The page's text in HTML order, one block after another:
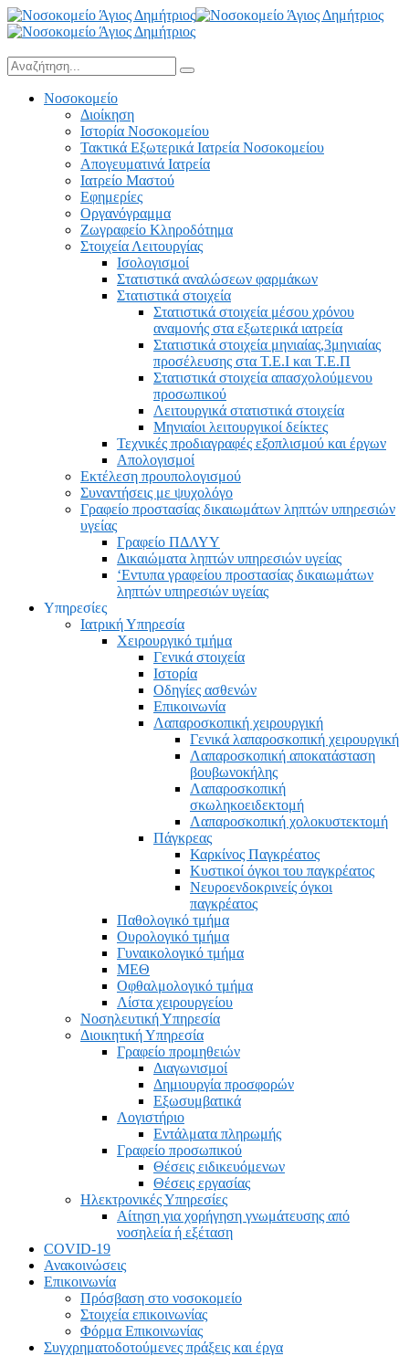
Νοσοκομείο
Διοίκηση
Ιστορία Νοσοκομείου
Τακτικά Εξωτερικά Ιατρεία Νοσοκομείου
Απογευματινά Ιατρεία
Ιατρείο Μαστού
Εφημερίες
Οργανόγραμμα
Ζωγραφείο Κληροδότημα
Στοιχεία Λειτουργίας
Ισολογισμοί
Στατιστικά αναλώσεων φαρμάκων
Στατιστικά στοιχεία
Στατιστικά στοιχεία μέσου χρόνου
αναμονής στα εξωτερικά ιατρεία
Στατιστικά στοιχεία μηνιαίας,3μηνιαίας
προσέλευσης στα Τ.Ε.Ι και Τ.Ε.Π
Στατιστικά στοιχεία απασχολούμενου
προσωπικού
Λειτουργικά στατιστικά στοιχεία
Μηνιαίοι λειτουργικοί δείκτες
Τεχνικές προδιαγραφές εξοπλισμού και έργων
Απολογισμοί
Εκτέλεση προυπολογισμού
Συναντήσεις με ψυχολόγο
Γραφείο προστασίας δικαιωμάτων ληπτών υπηρεσιών
υγείας
Γραφείο ΠΔΛΥΥ
Δικαιώματα ληπτών υπηρεσιών υγείας
‘Εντυπα γραφείου προστασίας δικαιωμάτων
ληπτών υπηρεσιών υγείας
Υπηρεσίες
Ιατρική Υπηρεσία
Χειρουργικό τμήμα
Γενικά στοιχεία
Ιστορία
Οδηγίες ασθενών
Επικοινωνία
Λαπαροσκοπική χειρουργική
Γενικά λαπαροσκοπική χειρουργική
Λαπαροσκοπική αποκατάσταση
βουβωνοκήλης
Λαπαροσκοπική
σκωληκοειδεκτομή
Λαπαροσκοπική χολοκυστεκτομή
Πάγκρεας
Καρκίνος Παγκρέατος
Κυστικοί όγκοι του παγκρέατος
Νευροενδοκρινείς όγκοι
παγκρέατος
Παθολογικό τμήμα
Ουρολογικό τμήμα
Γυναικολογικό τμήμα
ΜΕΘ
Οφθαλμολογικό τμήμα
Λίστα χειρουργείου
Νοσηλευτική Υπηρεσία
Διοικητική Υπηρεσία
Γραφείο προμηθειών
Διαγωνισμοί
Δημιουργία προσφορών
Εξωσυμβατικά
Λογιστήριο
Εντάλματα πληρωμής
Γραφείο προσωπικού
Θέσεις ειδικευόμενων
Θέσεις εργασίας
Ηλεκτρονικές Υπηρεσίες
Αίτηση για χορήγηση γνωμάτευσης από
νοσηλεία ή εξέταση
COVID-19
Ανακοινώσεις
Επικοινωνία
Πρόσβαση στο νοσοκομείο
Στοιχεία επικοινωνίας
Φόρμα Επικοινωνίας
Συγχρηματοδοτούμενες πράξεις και έργα